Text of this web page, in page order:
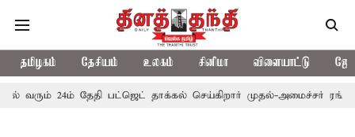
தமிழகம் தேசியம் உலகம் சினிமா விளையாட்டு
24ம் தேதி பட்ஜெட் தாக்கல் செய்கிறார் முதல்-அமைச்சர் ரங்கசாமி